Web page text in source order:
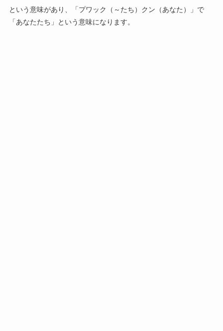
という意味があり、「プワック（～たち）クン（あなた）」で
「あなたたち」という意味になります。